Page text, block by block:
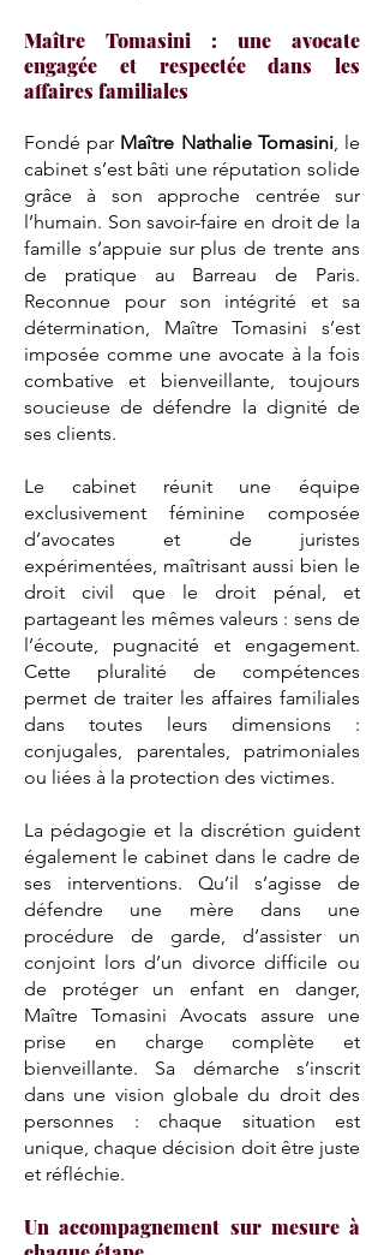
Maître Tomasini : une avocate
engagée et respectée dans les
affaires familiales
Fondé par Maître Nathalie Tomasini, le
cabinet s’est bâti une réputation solide
grâce à son approche centrée sur
l’humain. Son savoir-faire en droit de la
famille s’appuie sur plus de trente ans
de pratique au Barreau de Paris.
Reconnue pour son intégrité et sa
détermination, Maître Tomasini s’est
imposée comme une avocate à la fois
combative et bienveillante, toujours
soucieuse de défendre la dignité de
ses clients.
Le cabinet réunit une équipe
exclusivement féminine composée
d’avocates et de juristes
expérimentées, maîtrisant aussi bien le
droit civil que le droit pénal, et
partageant les mêmes valeurs : sens de
l’écoute, pugnacité et engagement.
Cette pluralité de compétences
permet de traiter les affaires familiales
dans toutes leurs dimensions :
conjugales, parentales, patrimoniales
ou liées à la protection des victimes.
La pédagogie et la discrétion guident
également le cabinet dans le cadre de
ses interventions. Qu’il s’agisse de
défendre une mère dans une
procédure de garde, d’assister un
conjoint lors d’un divorce difficile ou
de protéger un enfant en danger,
Maître Tomasini Avocats assure une
prise en charge complète et
bienveillante. Sa démarche s’inscrit
dans une vision globale du droit des
personnes : chaque situation est
unique, chaque décision doit être juste
et réfléchie.
Un accompagnement sur mesure à